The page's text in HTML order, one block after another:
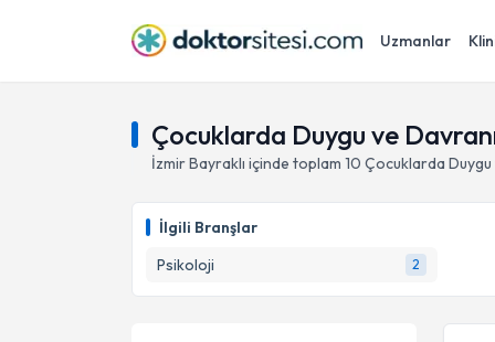
Uzmanlar
Çocuklarda Duygu ve
İzmirBayraklı içinde toplam 10 Çocuklarda Duygu
İlgili Branşlar
Psikoloji
2